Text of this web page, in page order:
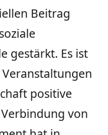
Beitrag
gestärkt. Es ist
positive
von